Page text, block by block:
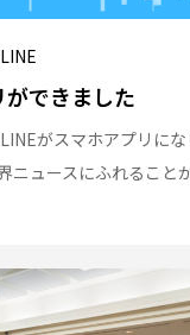
できました
がスマホアプリに
ニュースにふれること